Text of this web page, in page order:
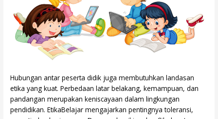
Hubungan antar peserta didik juga membutuhkan landasan
etika yang kuat. Perbedaan latar belakang, kemampuan, dan
pandangan merupakan keniscayaan dalam lingkungan
pendidikan. EtikaBelajar mengajarkan pentingnya toleransi,